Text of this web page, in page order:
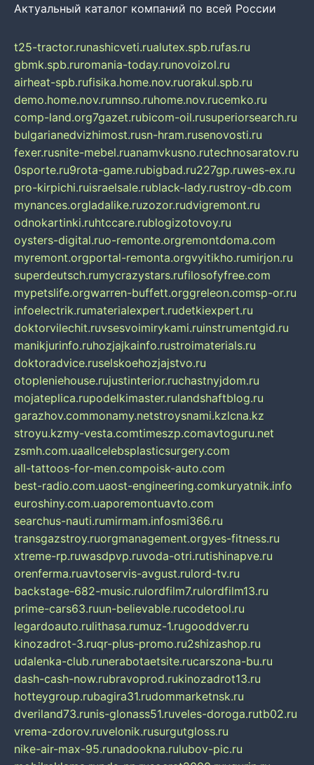
Актуальный каталог компаний по всей России
t25-tractor.runashicveti.rualutex.spb.rufas.ru
gbmk.spb.ruromania-today.runovoizol.ru
airheat-spb.rufisika.home.nov.ruorakul.spb.ru
demo.home.nov.rumnso.ruhome.nov.rucemko.ru
comp-land.org7gazet.rubicom-oil.rusuperiorsearch.ru
bulgarianedvizhimost.rusn-hram.rusenovosti.ru
fexer.rusnite-mebel.ruanamvkusno.rutechnosaratov.ru
0sporte.ru9rota-game.rubigbad.ru227gp.ruwes-ex.ru
pro-kirpichi.ruisraelsale.rublack-lady.rustroy-db.com
mynances.orgladalike.ruzozor.rudvigremont.ru
odnokartinki.ruhtccare.rublogizotovoy.ru
oysters-digital.ruo-remonte.orgremontdoma.com
myremont.orgportal-remonta.orgvyitikho.rumirjon.ru
superdeutsch.rumycrazystars.rufilosofyfree.com
mypetslife.orgwarren-buffett.orggreleon.comsp-or.ru
infoelectrik.rumaterialexpert.rudetkiexpert.ru
doktorvilechit.ruvsesvoimirykami.ruinstrumentgid.ru
manikjurinfo.ruhozjajkainfo.rustroimaterials.ru
doktoradvice.ruselskoehozjajstvo.ru
otopleniehouse.rujustinterior.ruchastnyjdom.ru
mojateplica.rupodelkimaster.rulandshaftblog.ru
garazhov.commonamy.netstroysnami.kzlcna.kz
stroyu.kzmy-vesta.comtimeszp.comavtoguru.net
zsmh.com.uaallcelebsplasticsurgery.com
all-tattoos-for-men.compoisk-auto.com
best-radio.com.uaost-engineering.comkuryatnik.info
euroshiny.com.uaporemontuavto.com
searchus-nauti.rumirmam.infosmi366.ru
transgazstroy.ruorgmanagement.orgyes-fitness.ru
xtreme-rp.ruwasdpvp.ruvoda-otri.rutishinapve.ru
orenferma.ruavtoservis-avgust.rulord-tv.ru
backstage-682-music.rulordfilm7.rulordfilm13.ru
prime-cars63.ruun-believable.rucodetool.ru
legardoauto.rulithasa.rumuz-1.rugooddver.ru
kinozadrot-3.ruqr-plus-promo.ru2shizashop.ru
udalenka-club.runerabotaetsite.rucarszona-bu.ru
dash-cash-now.rubravoprod.rukinozadrot13.ru
hotteygroup.rubagira31.rudommarketnsk.ru
dveriland73.runis-glonass51.ruveles-doroga.rutb02.ru
vrema-zdorov.ruvelonik.rusurgutgloss.ru
nike-air-max-95.runadookna.rulubov-pic.ru